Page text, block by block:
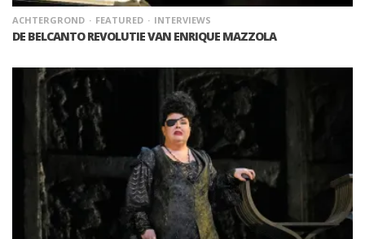
ACHTERGROND FEATURED INTERVIEWS
DE BELCANTO REVOLUTIE VAN ENRIQUE MAZZOLA